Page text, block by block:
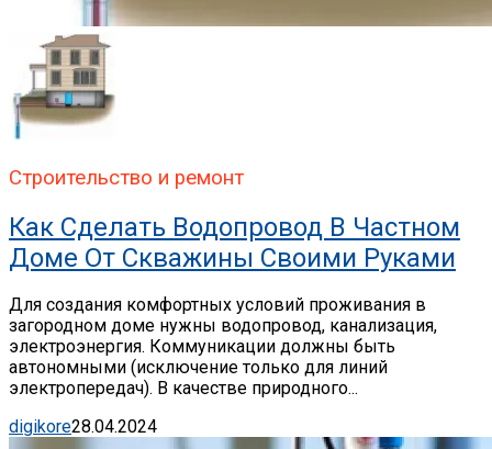
Строительство и ремонт
Как Сделать Водопровод В Частном
Доме От Скважины Своими Руками
Для создания комфортных условий проживания в
загородном доме нужны водопровод, канализация,
электроэнергия. Коммуникации должны быть
автономными (исключение только для линий
электропередач). В качестве природного...
digikore28.04.2024